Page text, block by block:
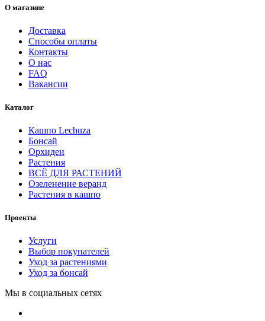
О магазине
Доставка
Способы оплаты
Контакты
О нас
FAQ
Вакансии
Каталог
Кашпо Lechuza
Бонсай
Орхидеи
Растения
ВСЁ ДЛЯ РАСТЕНИЙ
Озеленение веранд
Растения в кашпо
Проекты
Услуги
Выбор покупателей
Уход за растениями
Уход за бонсай
Мы в социальных сетях